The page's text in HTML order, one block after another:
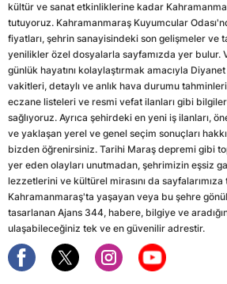
kültür ve sanat etkinliklerine kadar
tutuyoruz. Kahramanmaraş Kuyumcular
fiyatları, şehrin sanayisindeki son gelişmeler ve
yenilikler özel dosyalarla sayfamızda yer bulur.
günlük hayatını kolaylaştırmak amacıyla
vakitleri, detaylı ve anlık hava durumu
eczane listeleri ve resmi vefat ilanları gibi
sağlıyoruz. Ayrıca şehirdeki en yeni iş ilanları,
ve yaklaşan yerel ve genel seçim sonuçları
bizden öğrenirsiniz. Tarihi Maraş depremi gibi
yer eden olayları unutmadan, şehrimizin eşsiz
lezzetlerini ve kültürel mirasını da sayfalarımıza
Kahramanmaraş'ta yaşayan veya bu şehre
tasarlanan Ajans 344, habere, bilgiye ve
ulaşabileceğiniz tek ve en güvenilir adrestir.